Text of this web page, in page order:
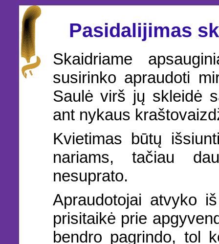
Pasidalijimas
Skaidriame
susirinko apraudoti
Saulė virš jų skleidė
ant nykaus
Kvietimas būtų
nariams, tačiau
nesuprato.
Apraudotojai atvyko
prisitaikė prie
bendro pagrindo, tol